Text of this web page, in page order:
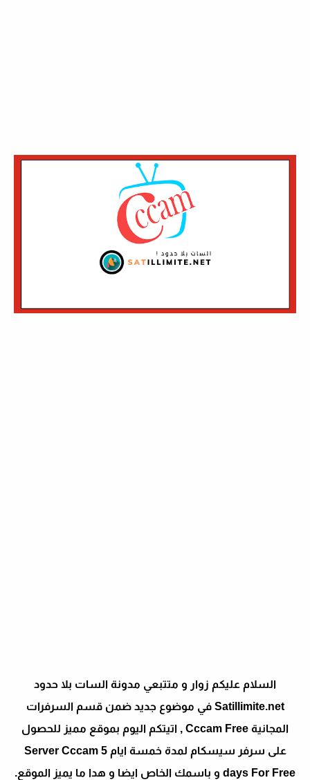
السلام عليكم زوار و متتبعي مدونة السات بلا حدود
Satillimite.net في موضوع جديد ضمن قسم السرفرات
المجانية Cccam Free , اتيتكم اليوم بموقع مميز للحصول
على سرفر سيسكام لمدة خمسة ايام Server Cccam 5
days For Free و باسمك الخاص ايضا و هدا ما يميز الموقع.